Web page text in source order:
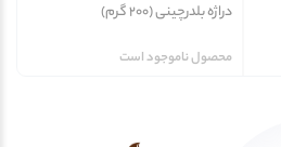
دراژه بلدرچینی (200 گرم)
محصول ناموجود است